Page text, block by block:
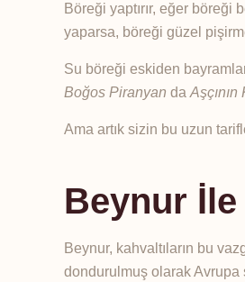
Böreği yaptırır, eğer
yaparsa, böreği güzel
Su böreği eskiden
Boğos Piranyan daAşçının
Ama artık sizin bu uzun
Beynur İle
Beynur, kahvaltıların bu
dondurulmuş olarak Avrupa